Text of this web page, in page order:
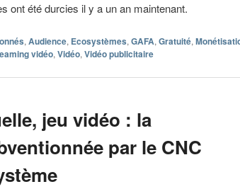
ont été durcies il y a un an maintenant.
, Audience, Ecosystèmes, GAFA, Gratuité,
vidéo, Vidéo, Vidéo publicitaire
jeu vidéo : la
par le CNC